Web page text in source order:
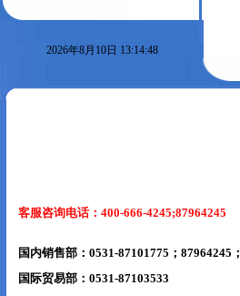
2026年8月10日 13:14:48
客服咨询电话：400-666-4245;87964245
国内销售部：0531-87101775；87964245；
国际贸易部：0531-87103533